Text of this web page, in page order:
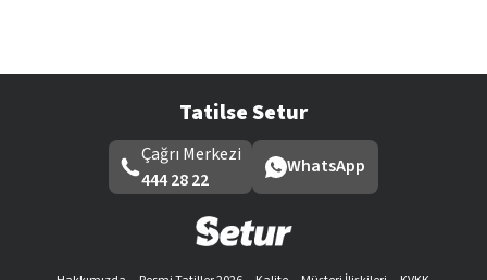
Tatilse Setur
Çağrı Merkezi
444 28 22
WhatsApp